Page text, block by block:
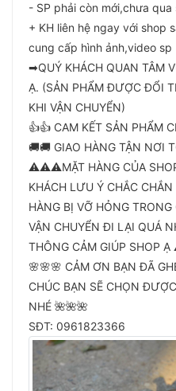
- SP phải còn mới,chưa qua
+ KH liên hệ ngay với shop
cung cấp hình ảnh,video sp
➡QUÝ KHÁCH QUAN TÂM
Ạ. (SẢN PHẨM ĐƯỢC ĐỔI
KHI VẬN CHUYỂN)
👍👍 CAM KẾT SẢN PHẨM
🚚🚚 GIAO HÀNG TẬN NƠI
⚠️⚠️⚠️MẶT HÀNG CỦA
KHÁCH LƯU Ý CHẮC
HÀNG BỊ VỠ HỎNG
VẬN CHUYỂN ĐI LẠI QUÁ
THÔNG CẢM GIÚP SHOP
🌸🌸🌸 CẢM ƠN BẠN ĐÃ
CHÚC BẠN SẼ CHỌN
NHÉ 🌺🌺🌺
SĐT: 0961823366